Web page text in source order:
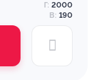
Г: 2000
В: 190